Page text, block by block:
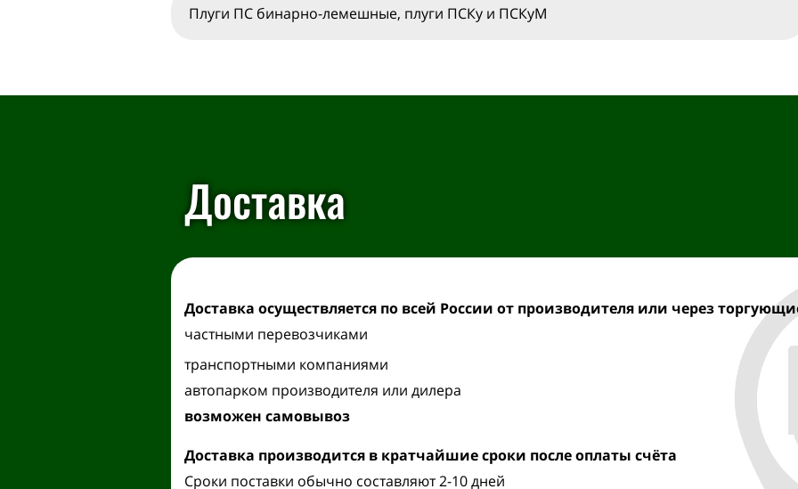
Плуги ПС бинарно-лемешные, плуги ПСКу и ПСКуМ
Доставка
Доставка осуществляется по всей России от производителя или через
частными перевозчиками
транспортными компаниями
автопарком производителя или дилера
возможен самовывоз
Доставка производится в кратчайшие сроки после оплаты счёта
Сроки поставки обычно составляют 2-10 дней